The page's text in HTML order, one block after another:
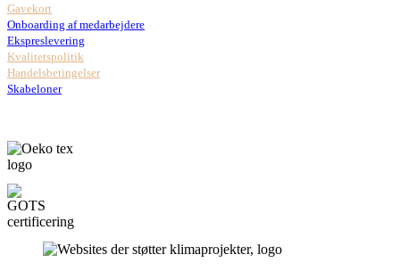
Gavekort
Onboarding af medarbejdere
Ekspreslevering
Kvalitetspolitik
Handelsbetingelser
Skabeloner